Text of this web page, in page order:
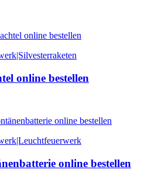
online bestellen
online bestellen